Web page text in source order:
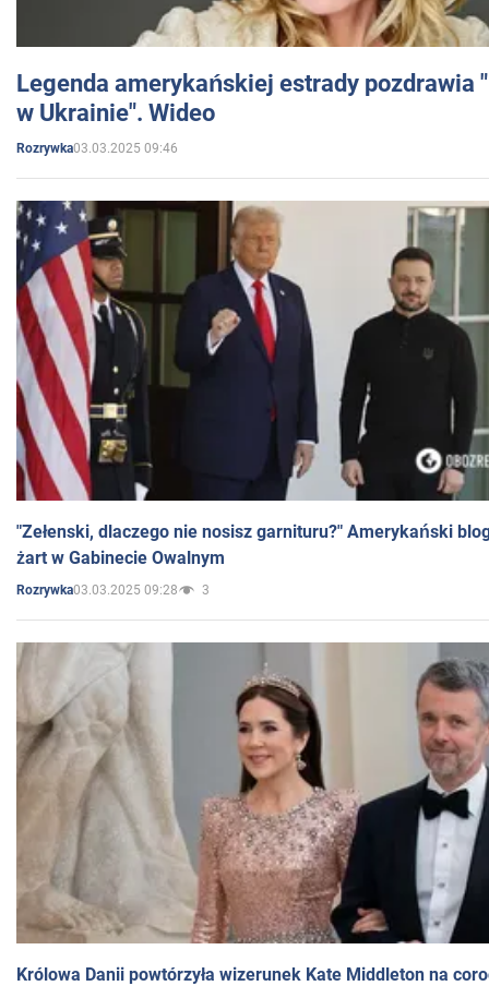
Legenda amerykańskiej estrady pozdrawia
w Ukrainie". Wideo
Rozrywka03.03.2025 09:46
"Zełenski, dlaczego nie nosisz garnituru?" Amerykański
żart w Gabinecie Owalnym
Rozrywka03.03.2025 09:28 3
Królowa Danii powtórzyła wizerunek Kate Middleton na